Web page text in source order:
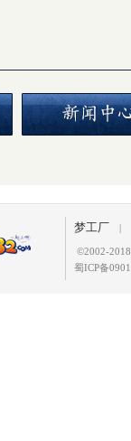
梦工厂 |
©2002-
蜀ICP备